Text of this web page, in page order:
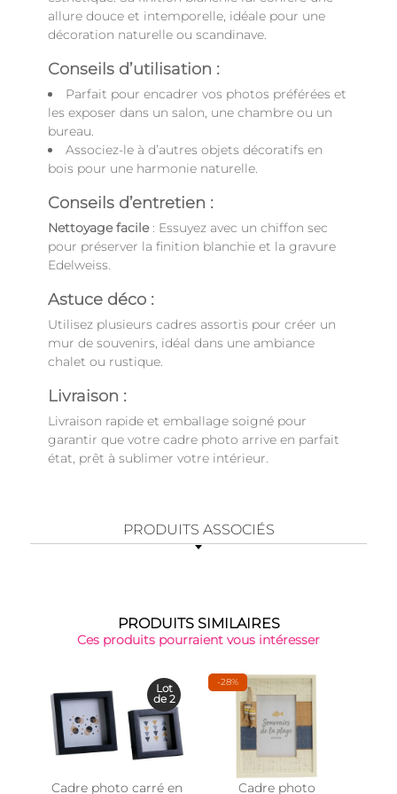
allure douce et intemporelle, idéale pour une
décoration naturelle ou scandinave.
Conseils d’utilisation :
Parfait pour encadrer vos photos préférées et
les exposer dans un salon, une chambre ou un
bureau.
Associez-le à d’autres objets décoratifs en
bois pour une harmonie naturelle.
Conseils d’entretien :
Nettoyage facile: Essuyez avec un chiffon sec
pour préserver la finition blanchie et la gravure
Edelweiss.
Astuce déco :
Utilisez plusieurs cadres assortis pour créer un
mur de souvenirs, idéal dans une ambiance
chalet ou rustique.
Livraison :
Livraison rapide et emballage soigné pour
garantir que votre cadre photo arrive en parfait
état, prêt à sublimer votre intérieur.
PRODUITS ASSOCIÉS
PRODUITS SIMILAIRES
Ces produits pourraient vous intéresser
Cadre photo carré en
Lot
de 2
-28%
Cadre photo